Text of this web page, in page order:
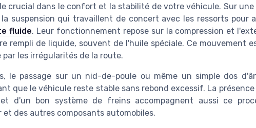
crucial dans le confort et la stabilité de votre véhicule. Sur une
suspension qui travaillent de concert avec les ressorts pour
fluide. Leur fonctionnement repose sur la compression et
rempli de liquide, souvent de l'huile spéciale. Ce mouvement
les irrégularités de la route.
le passage sur un nid-de-poule ou même un simple dos
que le véhicule reste stable sans rebond excessif. La
d'un bon système de freins accompagnent aussi ce
des autres composants automobiles.